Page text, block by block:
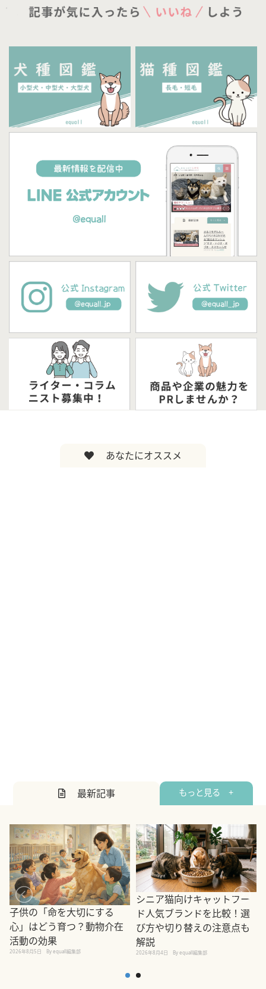
あなたにオススメ
最新記事 もっと見る +
子供の「命を大切にする
心」はどう育つ？動物介在
活動の効果
2026年8月5日 By equall編集部
シニア猫向けキャットフー
ド人気ブランドを比較！選
び方や切り替えの注意点も
解説
2026年8月4日 By equall編集部